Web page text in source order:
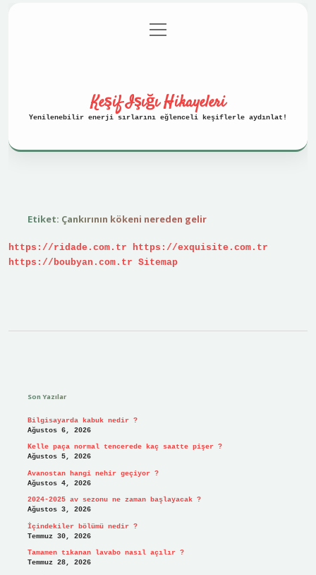
Gizlilik Politikası
menüyü
aç
Keşif Işığı Hikayeleri
Yenilenebilir enerji sırlarını eğlenceli keşiflerle aydınlat!
Etiket: Çankırının kökeni nereden gelir
https://ridade.com.tr
https://exquisite.com.tr
https://boubyan.com.tr Sitemap
Son Yazılar
Bilgisayarda kabuk nedir ?
Ağustos 6, 2026
Kelle paça normal tencerede kaç saatte pişer ?
Ağustos 5, 2026
Avanostan hangi nehir geçiyor ?
Ağustos 4, 2026
2024-2025 av sezonu ne zaman başlayacak ?
Ağustos 3, 2026
İçindekiler bölümü nedir ?
Temmuz 30, 2026
Tamamen tıkanan lavabo nasıl açılır ?
Temmuz 28, 2026